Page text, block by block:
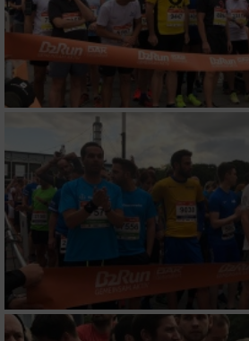
Messung der Werbeleistung
Messung der Performance von
Analyse von Zielgruppen durch
oder Kombinationen von Daten aus
verschiedenen Quellen
Entwicklung und Verbesserung der
Verwendung reduzierter Daten zur
von Inhalten
IAB-Besonderheiten:
Verwendung genauer Standortdaten